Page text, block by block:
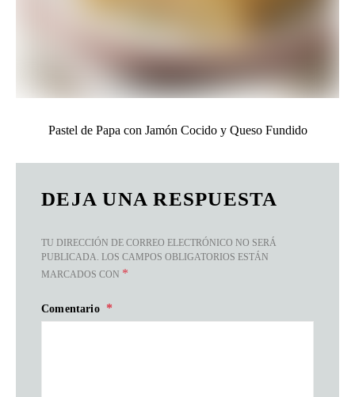
Pastel de Papa con Jamón Cocido y Queso Fundido
DEJA UNA RESPUESTA
TU DIRECCIÓN DE CORREO ELECTRÓNICO NO SERÁ
PUBLICADA. LOS CAMPOS OBLIGATORIOS ESTÁN
MARCADOS CON *
Comentario